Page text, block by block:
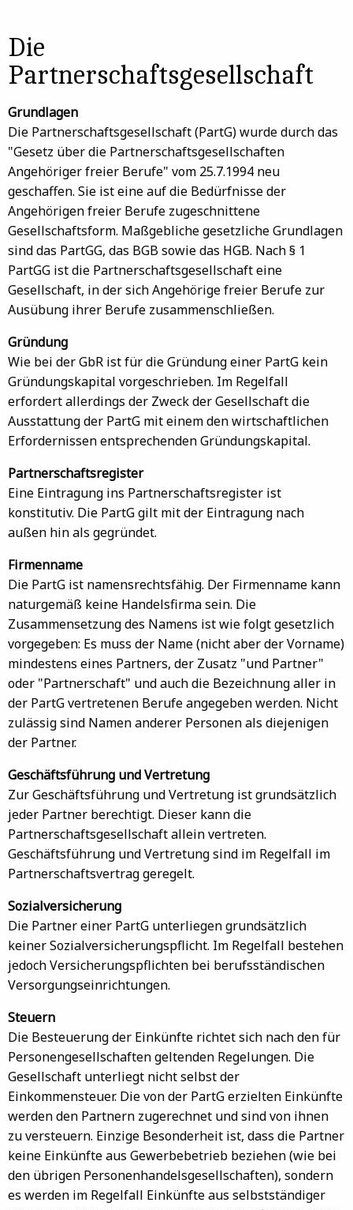
Die
Partnerschaftsgesellschaft
Grundlagen
Die Partnerschaftsgesellschaft (PartG) wurde durch das
"Gesetz über die Partnerschaftsgesellschaften
Angehöriger freier Berufe" vom 25.7.1994 neu
geschaffen. Sie ist eine auf die Bedürfnisse der
Angehörigen freier Berufe zugeschnittene
Gesellschaftsform. Maßgebliche gesetzliche Grundlagen
sind das PartGG, das BGB sowie das HGB. Nach § 1
PartGG ist die Partnerschaftsgesellschaft eine
Gesellschaft, in der sich Angehörige freier Berufe zur
Ausübung ihrer Berufe zusammenschließen.
Gründung
Wie bei der GbR ist für die Gründung einer PartG kein
Gründungskapital vorgeschrieben. Im Regelfall
erfordert allerdings der Zweck der Gesellschaft die
Ausstattung der PartG mit einem den wirtschaftlichen
Erfordernissen entsprechenden Gründungskapital.
Partnerschaftsregister
Eine Eintragung ins Partnerschaftsregister ist
konstitutiv. Die PartG gilt mit der Eintragung nach
außen hin als gegründet.
Firmenname
Die PartG ist namensrechtsfähig. Der Firmenname kann
naturgemäß keine Handelsfirma sein. Die
Zusammensetzung des Namens ist wie folgt gesetzlich
vorgegeben: Es muss der Name (nicht aber der Vorname)
mindestens eines Partners, der Zusatz "und Partner"
oder "Partnerschaft" und auch die Bezeichnung aller in
der PartG vertretenen Berufe angegeben werden. Nicht
zulässig sind Namen anderer Personen als diejenigen
der Partner.
Geschäftsführung und Vertretung
Zur Geschäftsführung und Vertretung ist grundsätzlich
jeder Partner berechtigt. Dieser kann die
Partnerschaftsgesellschaft allein vertreten.
Geschäftsführung und Vertretung sind im Regelfall im
Partnerschaftsvertrag geregelt.
Sozialversicherung
Die Partner einer PartG unterliegen grundsätzlich
keiner Sozialversicherungspflicht. Im Regelfall bestehen
jedoch Versicherungspflichten bei berufsständischen
Versorgungseinrichtungen.
Steuern
Die Besteuerung der Einkünfte richtet sich nach den für
Personengesellschaften geltenden Regelungen. Die
Gesellschaft unterliegt nicht selbst der
Einkommensteuer. Die von der PartG erzielten Einkünfte
werden den Partnern zugerechnet und sind von ihnen
zu versteuern. Einzige Besonderheit ist, dass die Partner
keine Einkünfte aus Gewerbebetrieb beziehen (wie bei
den übrigen Personenhandelsgesellschaften), sondern
es werden im Regelfall Einkünfte aus selbstständiger